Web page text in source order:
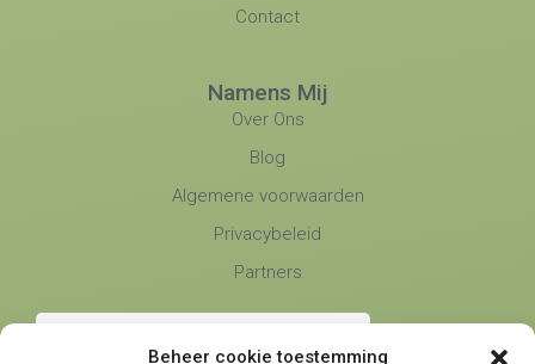
Beheer cookie toestemming
Contact
Namens Mij
Over Ons
Blog
Algemene voorwaarden
Privacybeleid
Partners